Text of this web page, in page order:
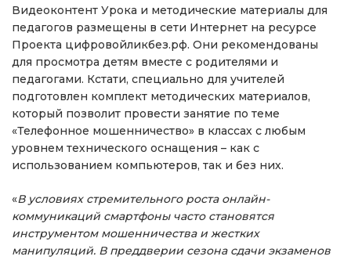
Видеоконтент Урока и методические материалы для
педагогов размещены в сети Интернет на ресурсе
Проекта цифровойликбез.рф. Они рекомендованы
для просмотра детям вместе с родителями и
педагогами. Кстати, специально для учителей
подготовлен комплект методических материалов,
который позволит провести занятие по теме
«Телефонное мошенничество» в классах с любым
уровнем технического оснащения – как с
использованием компьютеров, так и без них.
«В условиях стремительного роста онлайн-
коммуникаций смартфоны часто становятся
инструментом мошенничества и жестких
манипуляций. В преддверии сезона сдачи экзаменов